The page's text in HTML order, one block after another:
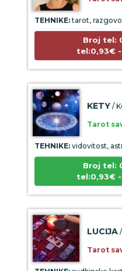
TEHNIKE: tarot,
Broj tel:
tel:0,93€ -
KETY /
Tarot
TEHNIKE: vidovitost,
Broj tel:
tel:0,93€ -
LUCIJA
Tarot
TEHNIKE: sudbinske